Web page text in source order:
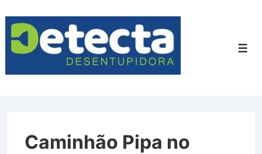
para
Conteúdo
Caminhão Pipa no